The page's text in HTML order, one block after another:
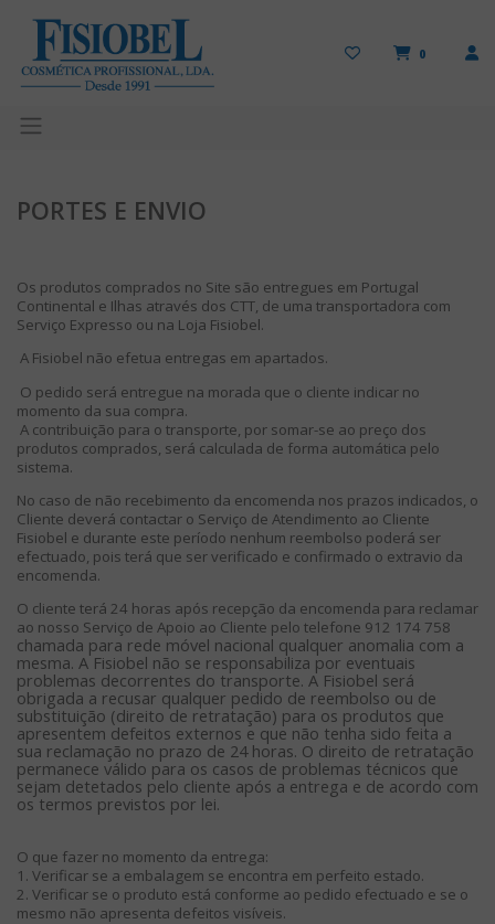
0
PORTES E ENVIO
Os produtos comprados no Site são entregues em Portugal
Continental e Ilhas através dos CTT, de uma transportadora com
Serviço Expresso ou na Loja Fisiobel.
A Fisiobel não efetua entregas em apartados.
O pedido será entregue na morada que o cliente indicar no
momento da sua compra.
A contribuição para o transporte, por somar-se ao preço dos
produtos comprados, será calculada de forma automática pelo
sistema.
No caso de não recebimento da encomenda nos prazos indicados, o
Cliente deverá contactar o Serviço de Atendimento ao Cliente
Fisiobel e durante este período nenhum reembolso poderá ser
efectuado, pois terá que ser verificado e confirmado o extravio da
encomenda.
O cliente terá 24 horas após recepção da encomenda para reclamar
ao nosso Serviço de Apoio ao Cliente pelo telefone 912 174 758
chamada para rede móvel nacional qualquer anomalia com a
mesma. A Fisiobel não se responsabiliza por eventuais
problemas decorrentes do transporte. A Fisiobel será
obrigada a recusar qualquer pedido de reembolso ou de
substituição (direito de retratação) para os produtos que
apresentem defeitos externos e que não tenha sido feita a
sua reclamação no prazo de 24 horas. O direito de retratação
permanece válido para os casos de problemas técnicos que
sejam detetados pelo cliente após a entrega e de acordo com
os termos previstos por lei.
O que fazer no momento da entrega:
1. Verificar se a embalagem se encontra em perfeito estado.
2. Verificar se o produto está conforme ao pedido efectuado e se o
mesmo não apresenta defeitos visíveis.